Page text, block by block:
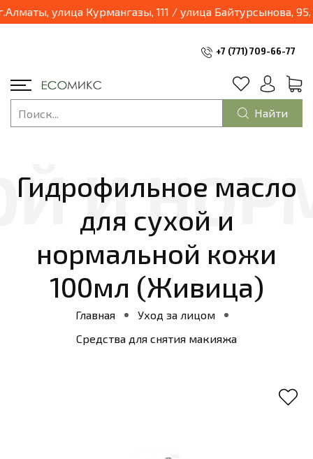
03.04.2025 наш магазин переходит в формат шоурум и будет находиться по адресу: г.Алматы, улица
+7 (771) 709-66-77
Найти
Гидрофильное масло
для сухой и
нормальной кожи
100мл (Живица)
Главная
Уход за лицом
Средства для снятия макияжа